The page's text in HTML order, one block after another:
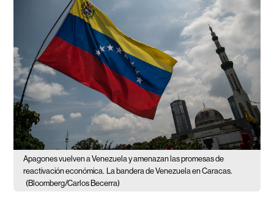
Apagones vuelven a Venezuela y amenazan las promesas de
reactivación económica.
La bandera de Venezuela en Caracas.
(Bloomberg/Carlos Becerra)